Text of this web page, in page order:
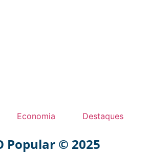
Economia Destaques
Popular © 2025